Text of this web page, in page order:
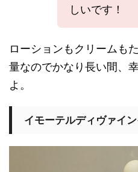
しいです！
ローションもクリームも
量なのでかなり長い間、
よ。
イモーテルディヴァイ